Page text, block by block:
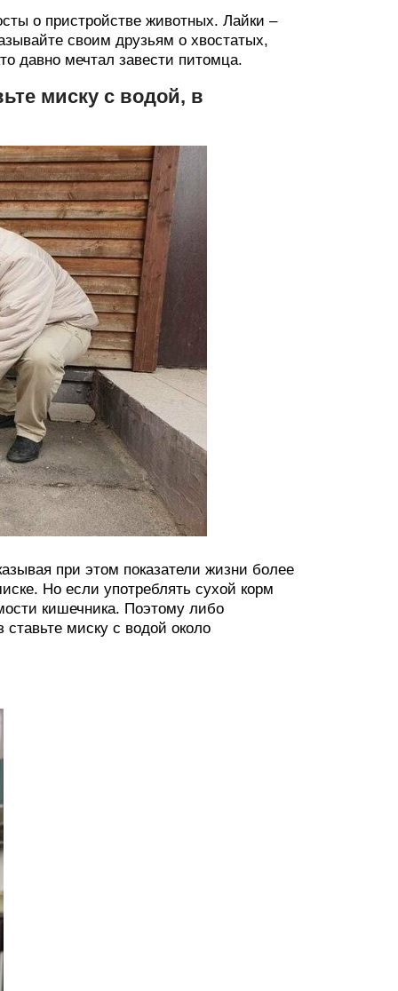
о пристройстве животных. Лайки –
своим друзьям о хвостатых,
давно мечтал завести питомца.
миску с водой, в
при этом показатели жизни более
Но если употреблять сухой корм
кишечника. Поэтому либо
миску с водой около